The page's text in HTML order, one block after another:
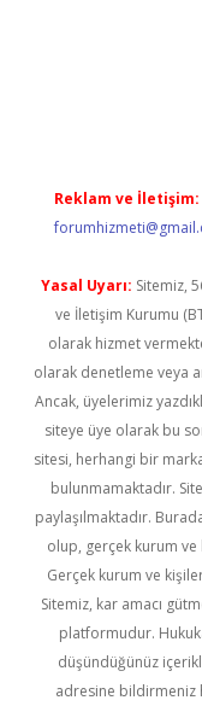
Reklam ve İletişim:
Yasal Uyarı: Sitemiz,
ve İletişim Kurumu
olarak hizmet
olarak denetleme veya
Ancak, üyelerimiz
siteye üye olarak bu
sitesi, herhangi bir
bulunmamaktadır.
paylaşılmaktadır.
olup, gerçek kurum ve
Gerçek kurum ve
Sitemiz, kar amacı
platformudur.
düşündüğünüz
adresine bildirmeniz